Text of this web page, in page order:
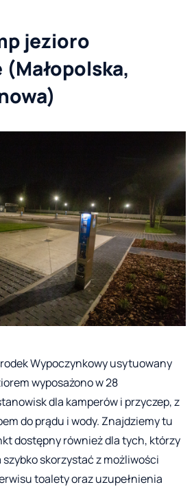
jezioro
(Małopolska,
Wypoczynkowy usytuowany
wyposażono w 28
dla kamperów i przyczep, z
do prądu i wody. Znajdziemy tu
dostępny również dla tych, którzy
skorzystać z możliwości
toalety oraz uzupełnienia